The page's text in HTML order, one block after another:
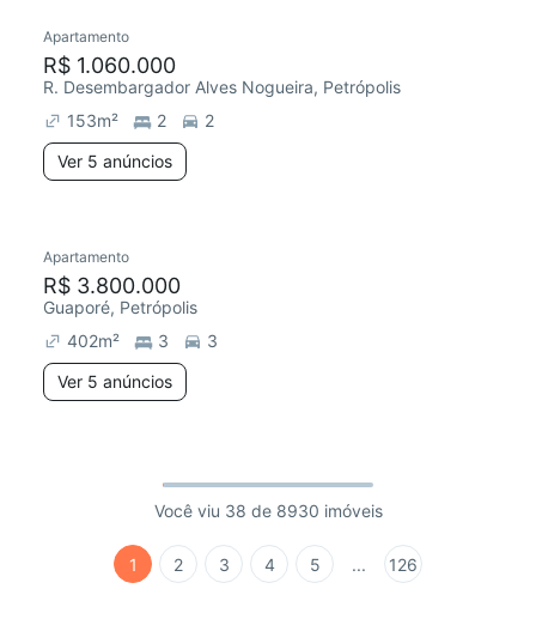
Apartamento
R$ 1.060.000
R. Desembargador Alves Nogueira, Petrópolis
153m² 2
2
Ver 5 anúncios
Apartamento
R$ 3.800.000
Guaporé, Petrópolis
402m² 3
3
Ver 5 anúncios
Você viu 38 de 8930 imóveis
1 2 3 4 5 ... 126